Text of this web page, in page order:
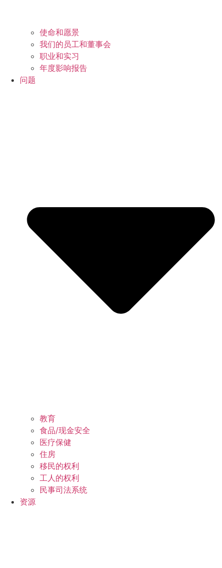
使命和愿景
我们的员工和董事会
职业和实习
年度影响报告
问题
教育
食品/现金安全
医疗保健
住房
移民的权利
工人的权利
民事司法系统
资源